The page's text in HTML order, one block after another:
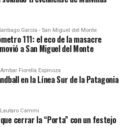
García - San Miguel del Monte
111: el eco de la masacre
a San Miguel del Monte
Ambar Fiorella Espinoza
en la Línea Sur de la Patagonia
Lautaro Cammi
cerrar la “Porta” con un festejo